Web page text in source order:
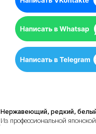
Нержавеющий, редкий,
Из профессиональной